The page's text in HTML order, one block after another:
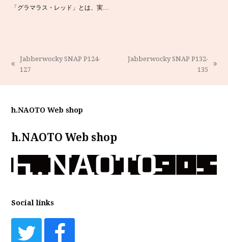
「グラマラス・レッド」とは、実…
previous
Jabberwocky SNAP P124-
127
Jabberwocky SNAP P132-
135
h.NAOTO Web shop
h.NAOTO Web shop
Social links